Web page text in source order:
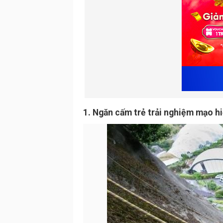
1. Ngăn cấm trẻ trải nghiệm mạo